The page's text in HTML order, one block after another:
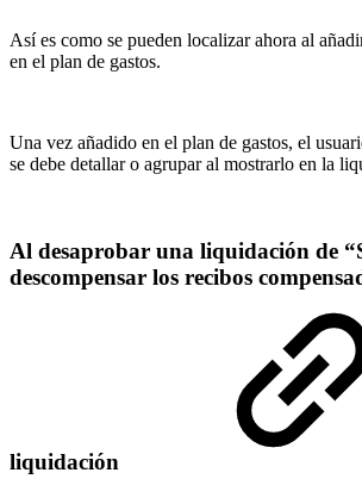
Así es como se pueden localizar ahora al
en el plan de gastos.
Una vez añadido en el plan de gastos, el
se debe detallar o agrupar al mostrarlo en la
Al desaprobar una liquidación de
descompensar los recibos
liquidación